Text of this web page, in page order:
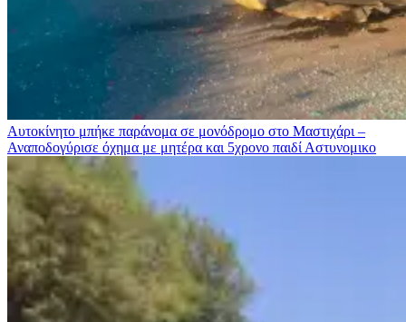
Αυτοκίνητο μπήκε παράνομα σε μονόδρομο στο Μαστιχάρι –
Αναποδογύρισε όχημα με μητέρα και 5χρονο παιδί Αστυνομικο